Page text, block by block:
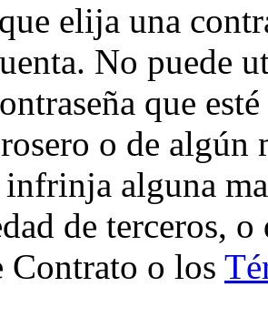
elija una
No puede
que
o de
alguna
de terceros, o
Contrato o los